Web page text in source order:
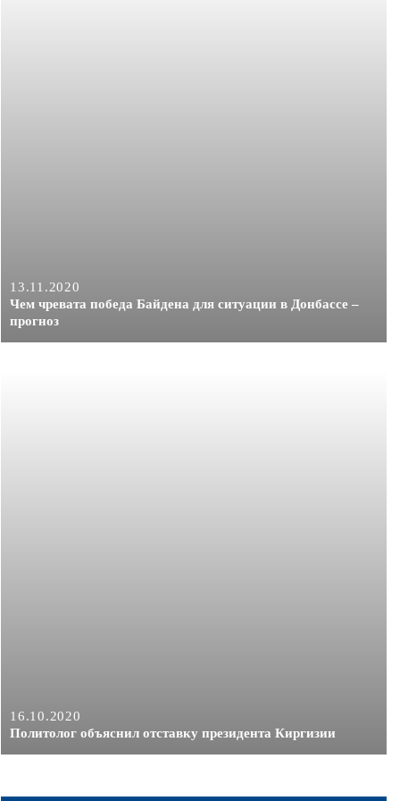
13.11.2020
Чем чревата победа Байдена для ситуации в Донбассе –
прогноз
16.10.2020
Политолог объяснил отставку президента Киргизии